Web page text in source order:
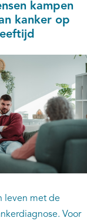
kampen
kanker op
leven met de
Voor